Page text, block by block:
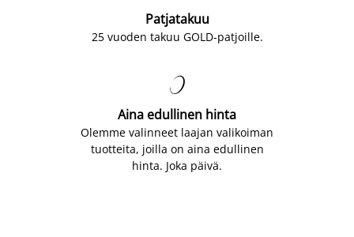
Patjatakuu
25 vuoden takuu GOLD-patjoille.

Aina edullinen hinta
Olemme valinneet laajan valikoiman
tuotteita, joilla on aina edullinen
hinta. Joka päivä.